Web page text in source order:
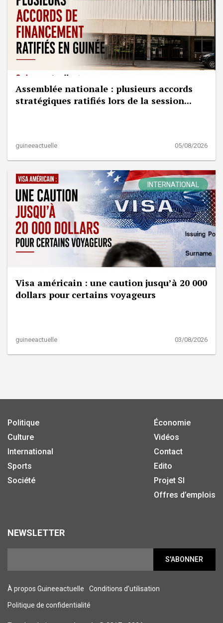
Assemblée nationale : plusieurs accords
stratégiques ratifiés lors de la session...
guineeactuelle 05/08/2026
INTERNATIONAL
Visa américain : une caution jusqu’à 20 000
dollars pour certains voyageurs
guineeactuelle 03/08/2026
Politique
Culture
International
Sports
Société
Économie
Vidéos
Contact
Edito
Projet SI
Offres d’emplois
NEWSLETTER
S'ABONNER
À propos Guineeactuelle Conditions d’utilisation
Politique de confidentialité